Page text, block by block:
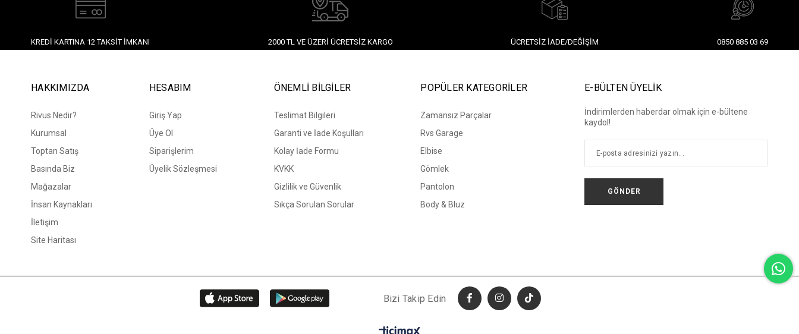
KREDI KARTINA 12 TAKSIT İMKANI 2000 TL VE ÜZERI ÜCRETSIZ KARGO ÜCRETSIZ İADE/DEĞIŞIM 0850 885 03 69
HAKKIMIZDA
Rivus Nedir?
Kurumsal
Toptan Satış
Basında Biz
Mağazalar
İnsan Kaynakları
İletişim
Site Haritası
HESABIM
Giriş Yap
Üye Ol
Siparişlerim
Üyelik Sözleşmesi
ÖNEMLİ BİLGİLER
Teslimat Bilgileri
Garanti ve İade Koşulları
Kolay İade Formu
KVKK
Gizlilik ve Güvenlik
Sıkça Sorulan Sorular
POPÜLER KATEGORİLER
Zamansız Parçalar
Rvs Garage
Elbise
Gömlek
Pantolon
Body & Bluz
E-BÜLTEN ÜYELİK
İndirimlerden haberdar olmak için e-bültene
kaydol!
GÖNDER
Bizi Takip Edin